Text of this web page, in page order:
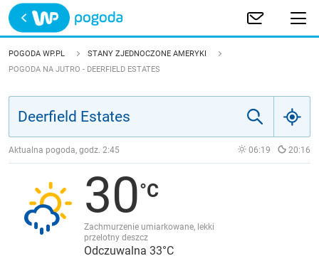
Trwa ładowanie
POLSKA
JAKOŚĆ POWIETRZA
POGODA WP.PL
STANY ZJEDNOCZONE AMERYKI
POGODA NA JUTRO - DEERFIELD ESTATES
Aktualna pogoda, godz. 2:45 06:19 20:16
30
Zachmurzenie umiarkowane, lekki
przelotny deszcz
Odczuwalna 33°C